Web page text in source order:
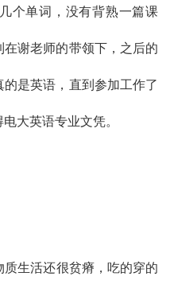
个单词，没有背熟一篇课
谢老师的带领下，之后的
是英语，直到参加工作了
大英语专业文凭。
生活还很贫瘠，吃的穿的